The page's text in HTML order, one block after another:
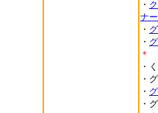
・
ナー
・
・
＊
・
・
・
・